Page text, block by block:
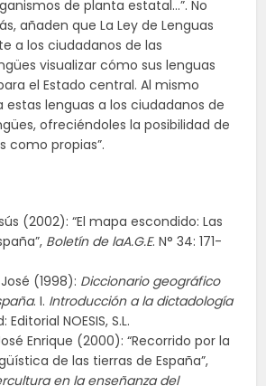
de planta estatal…”. No
añaden que La Ley de Lenguas
a los ciudadanos de las
visualizar cómo sus lenguas
el Estado central. Al mismo
lenguas a los ciudadanos de
ofreciéndoles la posibilidad de
como propias”.
(2002): “El mapa escondido: Las
Boletín de laA.G.E. N° 34: 171-
(1998): Diccionario geográfico
. I. Introducción a la dictadología
Editorial NOESIS, S.L.
Enrique (2000): “Recorrido por la
de las tierras de España”,
en la enseñanza del